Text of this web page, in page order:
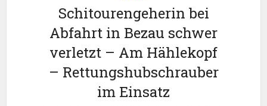
Schitourengeherin bei
Abfahrt in Bezau schwer
verletzt – Am Hählekopf
– Rettungshubschrauber
im Einsatz